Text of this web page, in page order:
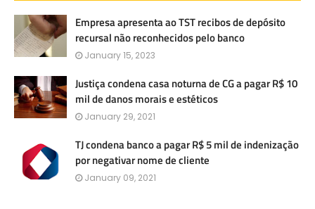
Empresa apresenta ao TST recibos de depósito
recursal não reconhecidos pelo banco
January 15, 2023
Justiça condena casa noturna de CG a pagar R$ 10
mil de danos morais e estéticos
January 29, 2021
TJ condena banco a pagar R$ 5 mil de indenização
por negativar nome de cliente
January 09, 2021